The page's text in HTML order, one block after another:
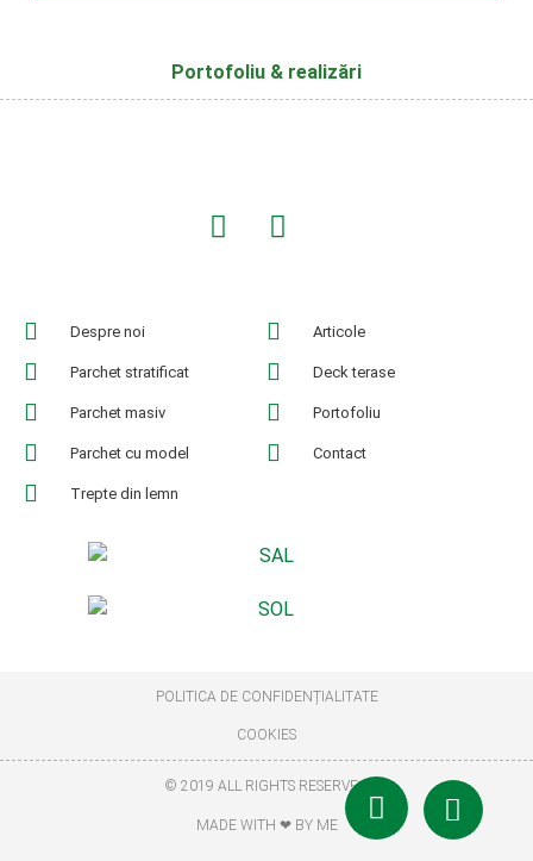
Portofoliu & realizări
Despre noi
Parchet stratificat
Parchet masiv
Parchet cu model
Trepte din lemn
Articole
Deck terase
Portofoliu
Contact
POLITICA DE CONFIDENȚIALITATE
COOKIES
© 2019 ALL RIGHTS RESERVED
MADE WITH ❤ BY ME